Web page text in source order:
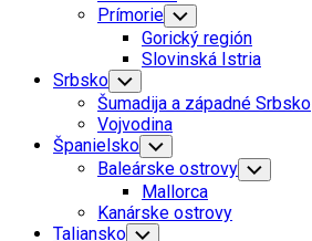
Prímorie Toggle
Child
Menu
Gorický región
Slovinská Istria
Srbsko Toggle
Child
Menu
Šumadija a západné Srbsko
Vojvodina
Španielsko Toggle
Child
Menu
Baleárske ostrovy Toggle
Child
Mallorca
Kanárske ostrovy
Taliansko Toggle